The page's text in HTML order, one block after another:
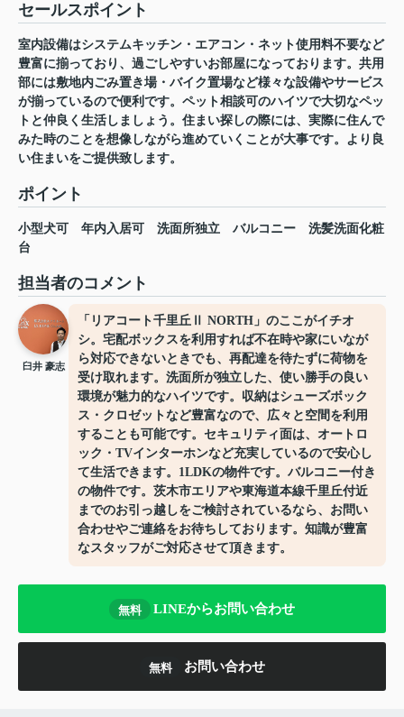
セールスポイント
室内設備はシステムキッチン・エアコン・ネット使用料不要など
豊富に揃っており、過ごしやすいお部屋になっております。共用
部には敷地内ごみ置き場・バイク置場など様々な設備やサービス
が揃っているので便利です。ペット相談可のハイツで大切なペッ
トと仲良く生活しましょう。住まい探しの際には、実際に住んで
みた時のことを想像しながら進めていくことが大事です。より良
い住まいをご提供致します。
ポイント
小型犬可 年内入居可 洗面所独立 バルコニー
洗髪洗面化粧
台
担当者のコメント
臼井 豪志
「リアコート千里丘Ⅱ NORTH」のここがイチオ
シ。宅配ボックスを利用すれば不在時や家にいなが
ら対応できないときでも、再配達を待たずに荷物を
受け取れます。洗面所が独立した、使い勝手の良い
環境が魅力的なハイツです。収納はシューズボック
ス・クロゼットなど豊富なので、広々と空間を利用
することも可能です。セキュリティ面は、オートロ
ック・TVインターホンなど充実しているので安心し
て生活できます。1LDKの物件です。バルコニー付き
の物件です。茨木市エリアや東海道本線千里丘付近
までのお引っ越しをご検討されているなら、お問い
合わせやご連絡をお待ちしております。知識が豊富
なスタッフがご対応させて頂きます。
無料 LINEからお問い合わせ
無料 お問い合わせ